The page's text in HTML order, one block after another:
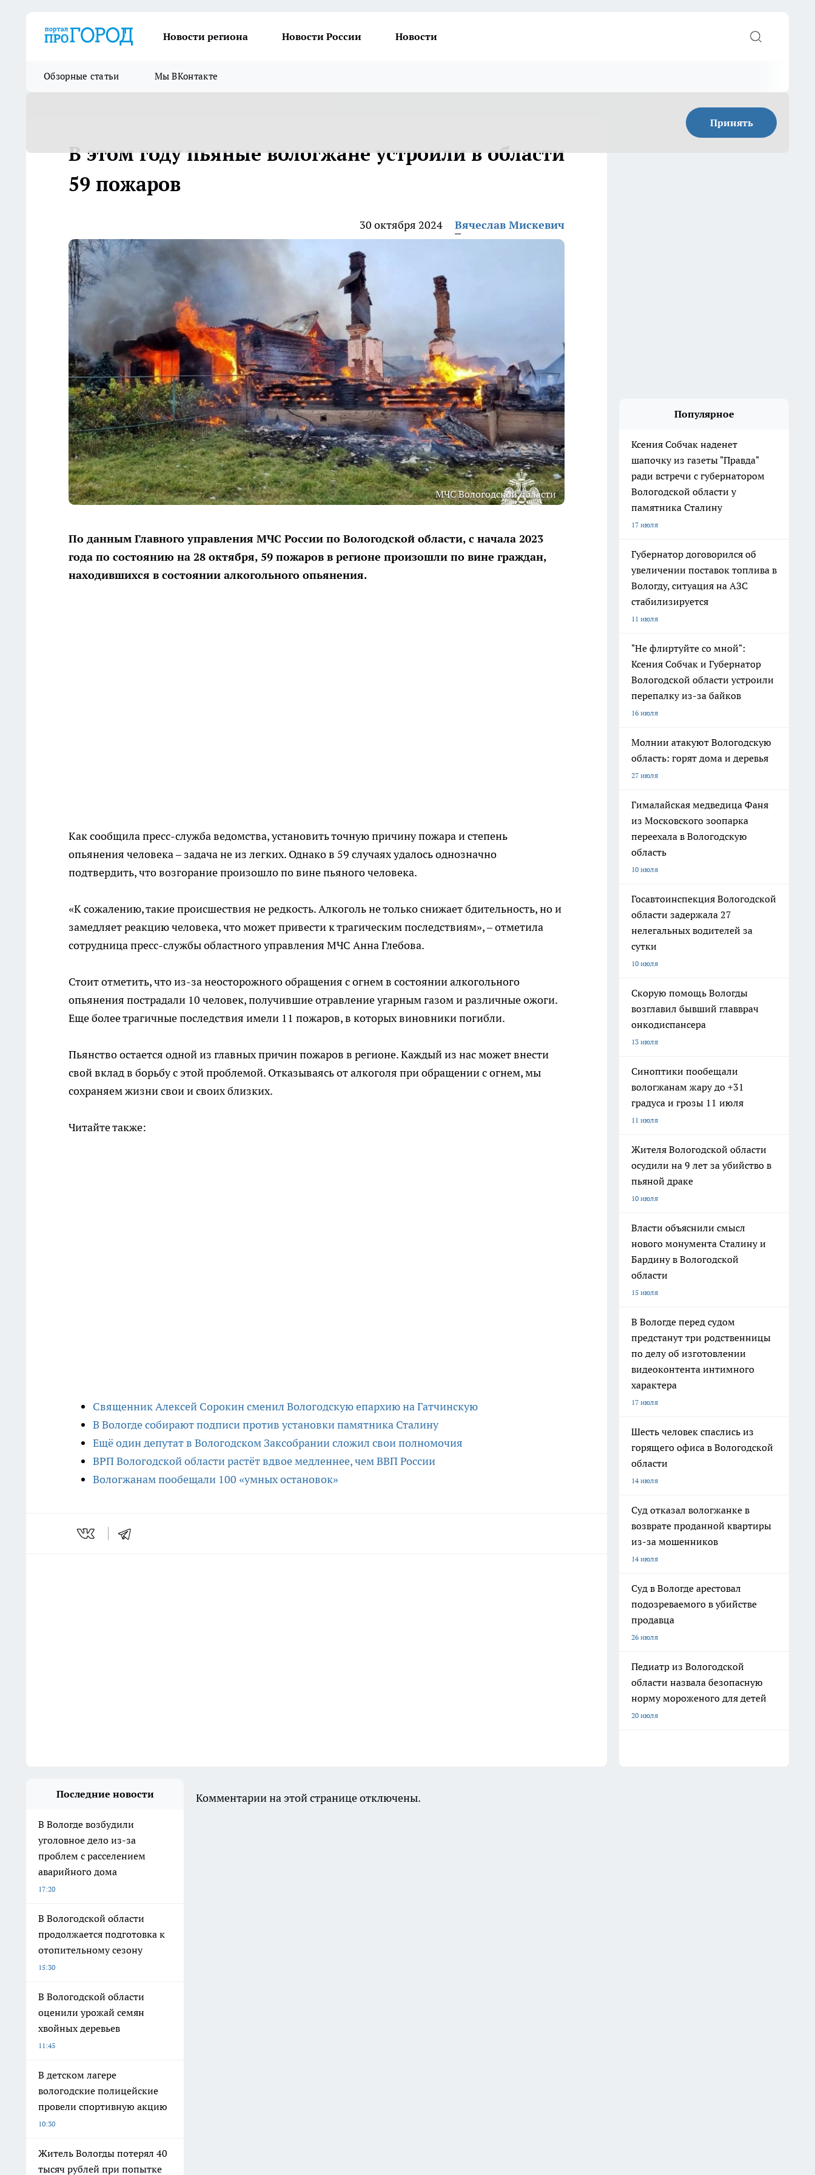
Новости региона Новости России Новости
Обзорные статьи Мы ВКонтакте
Принять
В этом году пьяные вологжане устроили в области
59 пожаров
30 октября 2024 Вячеслав Мискевич
МЧС Вологодской области
По данным Главного управления МЧС России по Вологодской области, с начала 2023
года по состоянию на 28 октября, 59 пожаров в регионе произошли по вине граждан,
находившихся в состоянии алкогольного опьянения.
Как сообщила пресс-служба ведомства, установить точную причину пожара и степень
опьянения человека – задача не из легких. Однако в 59 случаях удалось однозначно
подтвердить, что возгорание произошло по вине пьяного человека.
«К сожалению, такие происшествия не редкость. Алкоголь не только снижает бдительность, но и
замедляет реакцию человека, что может привести к трагическим последствиям», – отметила
сотрудница пресс-службы областного управления МЧС Анна Глебова.
Стоит отметить, что из-за неосторожного обращения с огнем в состоянии алкогольного
опьянения пострадали 10 человек, получившие отравление угарным газом и различные ожоги.
Еще более трагичные последствия имели 11 пожаров, в которых виновники погибли.
Пьянство остается одной из главных причин пожаров в регионе. Каждый из нас может внести
свой вклад в борьбу с этой проблемой. Отказываясь от алкоголя при обращении с огнем, мы
сохраняем жизни свои и своих близких.
Читайте также:
Священник Алексей Сорокин сменил Вологодскую епархию на Гатчинскую
В Вологде собирают подписи против установки памятника Сталину
Ещё один депутат в Вологодском Заксобрании сложил свои полномочия
ВРП Вологодской области растёт вдвое медленнее, чем ВВП России
Вологжанам пообещали 100 «умных остановок»
Популярное
Ксения Собчак наденет
шапочку из газеты "Правда"
ради встречи с губернатором
Вологодской области у
памятника Сталину
17 июля
Губернатор договорился об
увеличении поставок топлива в
Вологду, ситуация на АЗС
стабилизируется
11 июля
"Не флиртуйте со мной":
Ксения Собчак и Губернатор
Вологодской области устроили
перепалку из-за байков
16 июля
Молнии атакуют Вологодскую
область: горят дома и деревья
27 июля
Гималайская медведица Фаня
из Московского зоопарка
переехала в Вологодскую
область
10 июля
Госавтоинспекция Вологодской
области задержала 27
нелегальных водителей за
сутки
10 июля
Скорую помощь Вологды
возглавил бывший главврач
онкодиспансера
13 июля
Синоптики пообещали
вологжанам жару до +31
градуса и грозы 11 июля
11 июля
Жителя Вологодской области
осудили на 9 лет за убийство в
пьяной драке
10 июля
Власти объяснили смысл
нового монумента Сталину и
Бардину в Вологодской
области
15 июля
В Вологде перед судом
предстанут три родственницы
по делу об изготовлении
видеоконтента интимного
характера
17 июля
Шесть человек спаслись из
горящего офиса в Вологодской
области
14 июля
Суд отказал вологжанке в
возврате проданной квартиры
из-за мошенников
14 июля
Суд в Вологде арестовал
подозреваемого в убийстве
продавца
26 июля
Педиатр из Вологодской
области назвала безопасную
норму мороженого для детей
20 июля
Последние новости
В Вологде возбудили
уголовное дело из-за
проблем с расселением
аварийного дома
17:20
В Вологодской области
продолжается подготовка к
отопительному сезону
15:30
В Вологодской области
оценили урожай семян
хвойных деревьев
11:45
В детском лагере
вологодские полицейские
провели спортивную акцию
10:30
Житель Вологды потерял 40
тысяч рублей при попытке
Комментарии на этой странице отключены.